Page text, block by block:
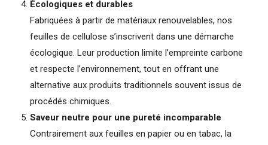
Écologiques et durables
Fabriquées à partir de matériaux renouvelables, nos
feuilles de cellulose s’inscrivent dans une démarche
écologique. Leur production limite l’empreinte carbone
et respecte l’environnement, tout en offrant une
alternative aux produits traditionnels souvent issus de
procédés chimiques.
Saveur neutre pour une pureté incomparable
Contrairement aux feuilles en papier ou en tabac, la